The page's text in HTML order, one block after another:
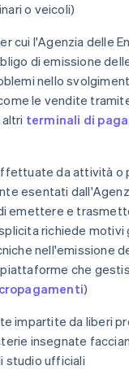
o veicoli)
cui l'Agenzia delle
di emissione
nello
le vendite
terminali di
da attività o
esentati
emettere e
richiede motivi
nell'emissione
che
)
impartite da liberi
insegnate
studio ufficiali